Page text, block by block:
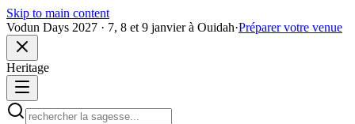
Skip to main content
Vodun Days 2027 · 7, 8 et 9 janvier à Ouidah·Préparer votre venue
Heritage